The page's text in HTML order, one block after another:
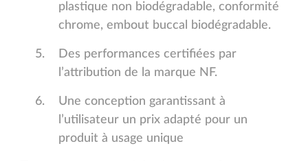
plastique non biodégradable, conformité
chrome, embout buccal biodégradable.
Des performances certifiées par
l’attribution de la marque NF.
Une conception garantissant à
l’utilisateur un prix adapté pour un
produit à usage unique